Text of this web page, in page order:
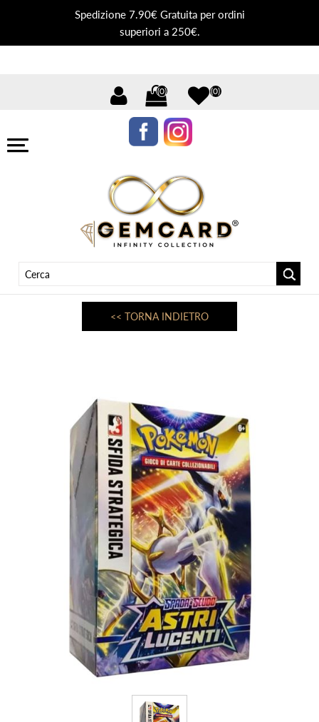
Spedizione 7.90€ Gratuita per ordini
superiori a 250€.
(0) (0)
<< TORNA INDIETRO